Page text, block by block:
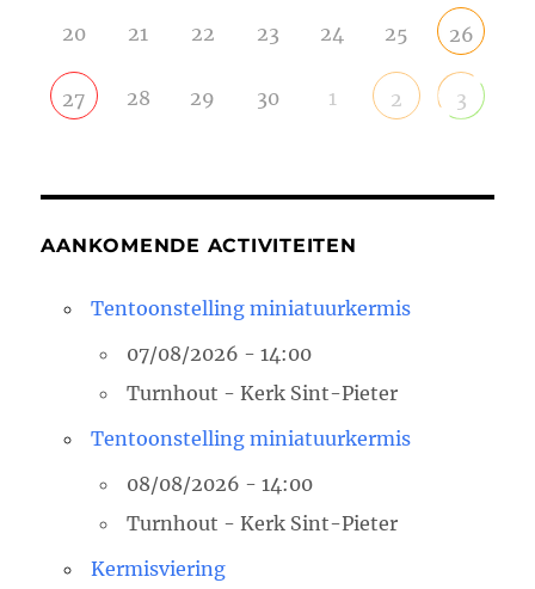
20 21 22 23 24 25 26
27 28 29 30 1 2 3
AANKOMENDE ACTIVITEITEN
Tentoonstelling miniatuurkermis
07/08/2026 - 14:00
Turnhout - Kerk Sint-Pieter
Tentoonstelling miniatuurkermis
08/08/2026 - 14:00
Turnhout - Kerk Sint-Pieter
Kermisviering